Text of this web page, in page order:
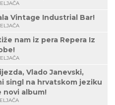
Vintage Industrial Bar!
nam iz pera Repera Iz
Vlado Janevski,
singl na hrvatskom jeziku
novi album!